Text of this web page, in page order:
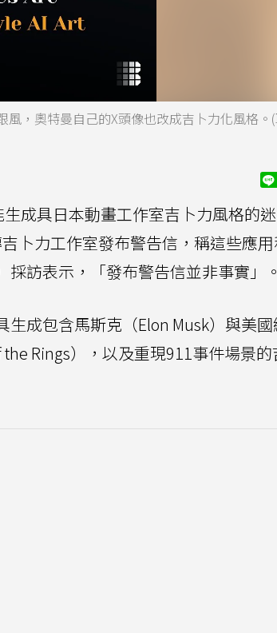
，奧特曼自己的X頭像也改成吉卜力化風格。
成具日本動畫工作室吉卜力風格的
卜力工作室發布警告信，稱這些應
採訪表示，「發布警告信並非事實」
成包含馬斯克（Elon Musk）與美
Rings），以及重現911事件場景